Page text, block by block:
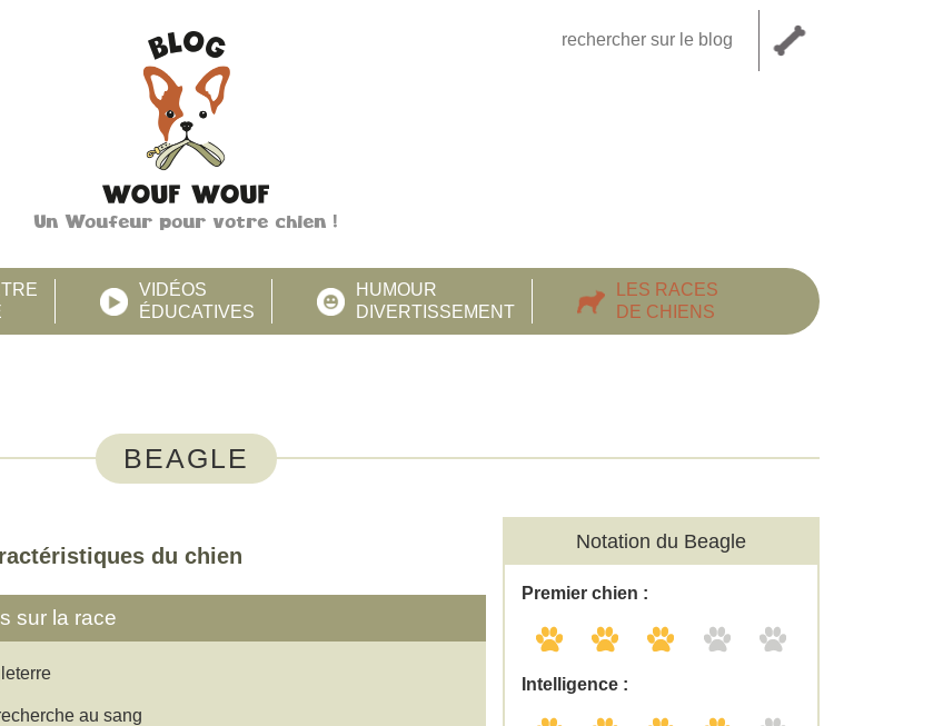
Un Woufeur pour votre chien !
VIDÉOS
ÉDUCATIVES
HUMOUR
DIVERTISSEMENT
LES RACES
DE CHIENS
BEAGLE
du chien
sur la race
au sang
Notation du Beagle
Premier chien :
Intelligence :